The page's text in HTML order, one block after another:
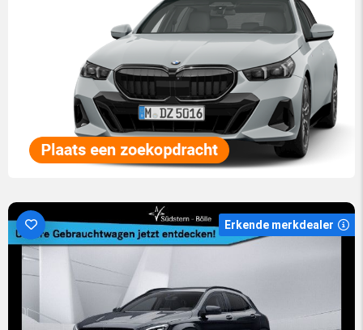
Erkende merkdealer